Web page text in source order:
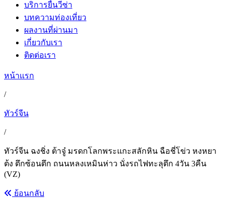
บริการยื่นวีซ่า
บทความท่องเที่ยว
ผลงานที่ผ่านมา
เกี่ยวกับเรา
ติดต่อเรา
หน้าแรก
/
ทัวร์จีน
/
ทัวร์จีน ฉงชิ่ง ต้าจู๋ มรดกโลกพระแกะสลักหิน ฉือชี่โข่ว หงหยา
ต้ง ตึกซ้อนตึก ถนนหลงเหมินห่าว นั่งรถไฟทะลุตึก 4วัน 3คืน
(VZ)
ย้อนกลับ